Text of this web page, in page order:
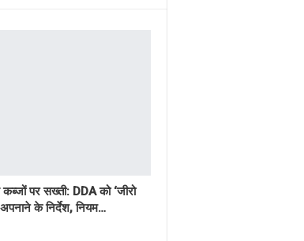
पर सख्ती: DDA को ‘जीरो
अपनाने के निर्देश, नियम…